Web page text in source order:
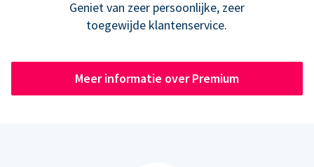
Geniet van zeer persoonlijke, zeer
toegewijde klantenservice.
Meer informatie over Premium